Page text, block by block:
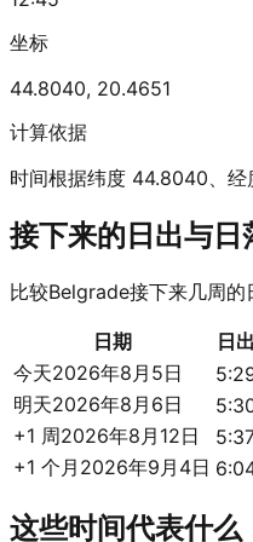
坐标
44.8040, 20.4651
计算依据
时间根据纬度 44.8040、
接下来的日出与日
比较Belgrade接下来几周的
日期 日出
今天2026年8月5日
明天2026年8月6日
+1 周2026年8月12日
+1 个月 2026年9月4日
这些时间代表什么